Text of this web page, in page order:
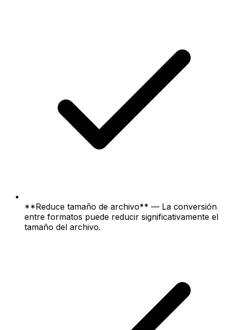
**Reduce tamaño de archivo** — La conversión
entre formatos puede reducir significativamente el
tamaño del archivo.